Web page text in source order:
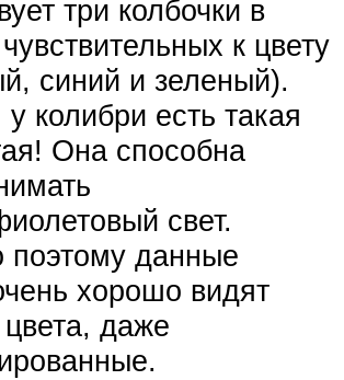
три колбочки в
к цвету
синий и зеленый).
у колибри есть такая
Она способна
свет.
поэтому данные
хорошо видят
даже